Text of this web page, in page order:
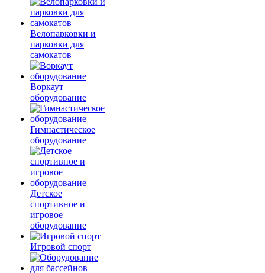
Велопарковки и
парковки для
самокатов
Воркаут
оборудование
Гимнастическое
оборудование
Детское
спортивное и
игровое
оборудование
Игровой спорт